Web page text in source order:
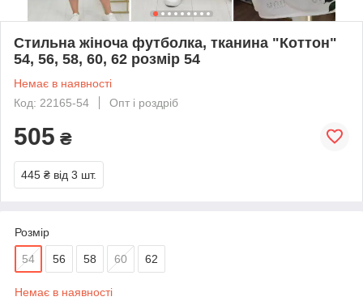
Стильна жіноча футболка, тканина "Коттон"
54, 56, 58, 60, 62 розмір 54
Немає в наявності
Код: 22165-54
Опт і роздріб
505 ₴
445 ₴ від 3 шт.
Розмір
54 56 58 60 62
Немає в наявності